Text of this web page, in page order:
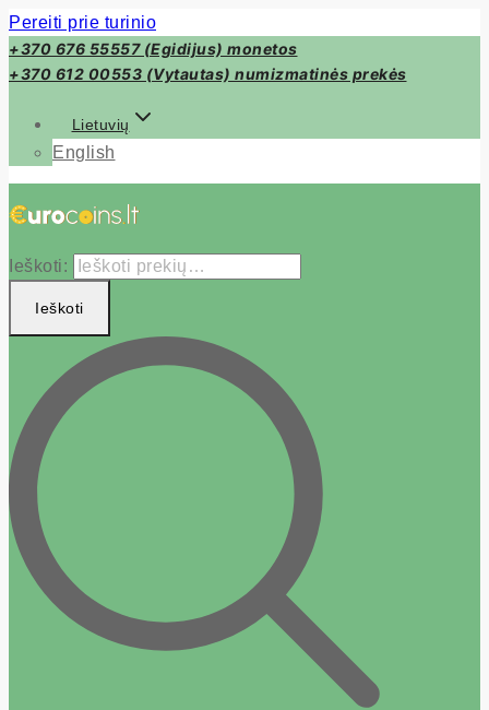
Pereiti prie turinio
+370 676 55557 (Egidijus) monetos
+370 612 00553 (Vytautas) numizmatinės prekės
Lietuvių
English
Ieškoti:
Ieškoti